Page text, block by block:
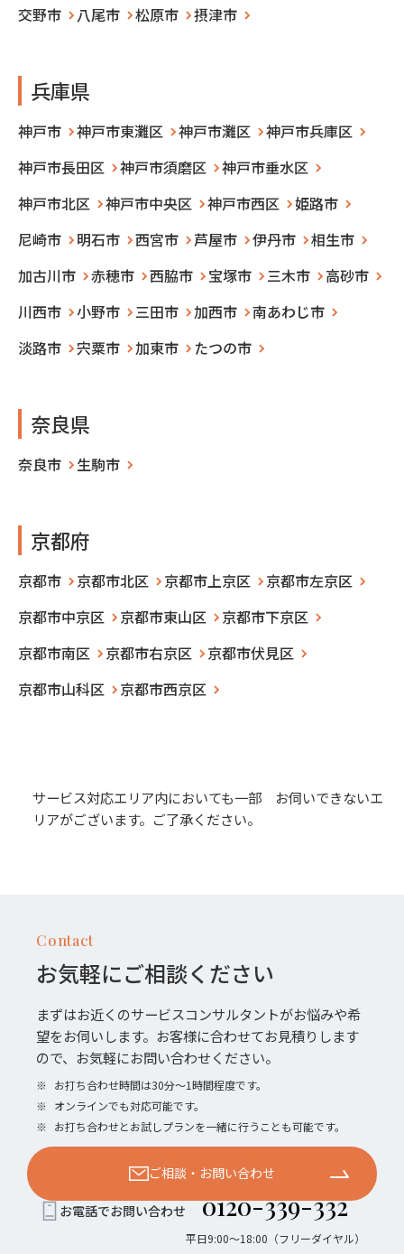
交野市
八尾市 松原市 摂津市
兵庫県
神戸市 神戸市東灘区 神戸市灘区
神戸市兵庫区
神戸市長田区
神戸市須磨区
神戸市垂水区
神戸市北区
神戸市中央区 神戸市西区
姫路市
尼崎市
明石市 西宮市 芦屋市 伊丹市
相生市
加古川市
赤穂市 西脇市 宝塚市 三木市
高砂市
川西市
小野市 三田市 加西市
南あわじ市
淡路市
宍粟市 加東市 たつの市
奈良県
奈良市 生駒市
京都府
京都市 京都市北区 京都市上京区
京都市左京区
京都市中京区
京都市東山区
京都市下京区
京都市南区
京都市右京区
京都市伏見区
京都市山科区
京都市西京区
サービス対応エリア内においても一部 お伺いできないエ
リアがございます。ご了承ください。
Contact
お気軽にご相談ください
まずはお近くのサービスコンサルタントがお悩みや希
望をお伺いします。お客様に合わせてお見積りします
ので、お気軽にお問い合わせください。
※ お打ち合わせ時間は30分〜1時間程度です。
※ オンラインでも対応可能です。
※ お打ち合わせとお試しプランを一緒に行うことも可能です。
ご相談・お問い合わせ
お電話でお問い合わせ 0120-339-332
平日9:00〜18:00（フリーダイヤル）